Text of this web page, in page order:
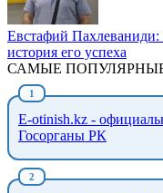
Евстафий
история его успеха
САМЫЕ ПОПУЛЯРНЫЕ
E-otinish.kz -
Госорганы РК